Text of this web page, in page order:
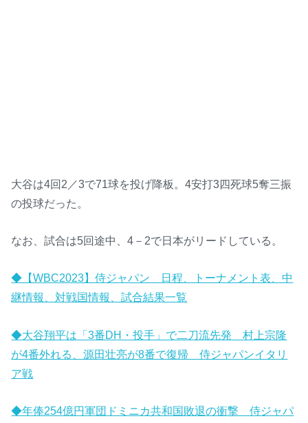
大谷は4回2／3で71球を投げ降板。4安打3四死球5奪三振
の投球だった。
なお、試合は5回途中、4－2で日本がリードしている。
◆【WBC2023】侍ジャパン 日程、トーナメント表、中
継情報、対戦国情報、試合結果一覧
◆大谷翔平は「3番DH・投手」で二刀流先発 村上宗隆
が4番外れる、源田壮亮が8番で復帰 侍ジャパンイタリ
ア戦
◆年俸254億円軍団ドミニカ共和国敗退の衝撃 侍ジャパ